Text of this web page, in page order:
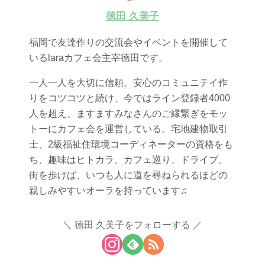
徳田 久美子
福岡で友達作りの交流会やイベントを開催して
いるlaraカフェ会主宰徳田です。
一人一人を大切に信頼、安心のコミュニテイ作
りをコツコツと続け、今ではライン登録者4000
人を超え、ますますみなさんのご縁繋ぎをモッ
トーにカフェ会を運営している。宅地建物取引
士、2級福祉住環境コーディネーターの資格をも
ち、趣味はヒトカラ、カフェ巡り、ドライブ。
街を歩けば、いつも人に道を尋ねられるほどの
親しみやすいオーラを持っています♫
徳田 久美子をフォローする